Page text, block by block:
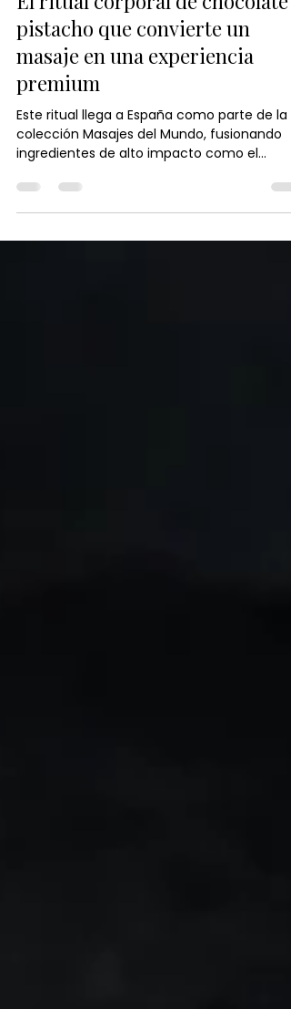
Japanese Head Spa España
11 jun
3 min de lectura
El ritual corporal de chocolate y
pistacho que convierte un
masaje en una experiencia
premium
Este ritual llega a España como parte de la
ingredientes de alto impacto como el
chocolate cosmético, el pistacho y las sales